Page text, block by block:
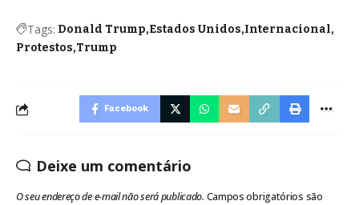
Tags: Donald Trump Estados Unidos Internacional
Protestos Trump
Facebook
Deixe um comentário
O seu endereço de e-mail não será publicado. Campos obrigatórios são